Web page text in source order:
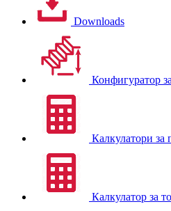
Downloads
Конфигуратор
Калкулатори за
Калкулатор за